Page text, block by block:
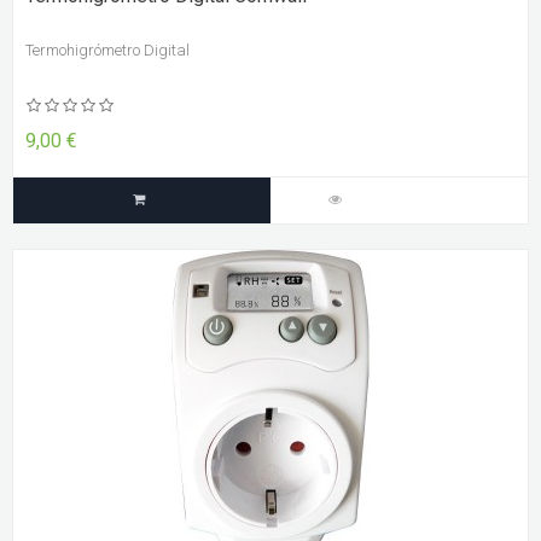
Termohigrómetro Digital
9,00 €